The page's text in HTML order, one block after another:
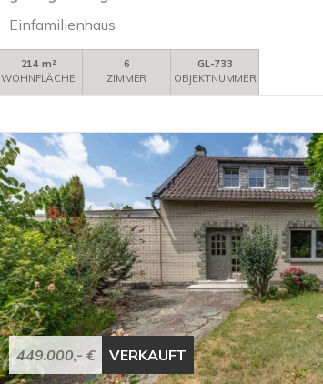
Einfamilienhaus
214 m²
WOHNFLÄCHE
6
ZIMMER
GL-733
OBJEKTNUMMER
449.000,- € VERKAUFT